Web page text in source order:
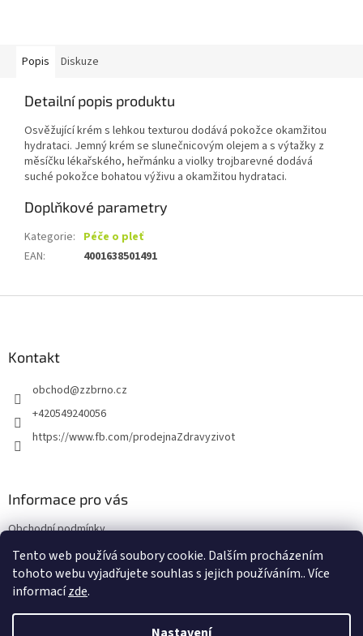
Tento web používá soubory cookie. Dalším procházením
tohoto webu vyjadřujete souhlas s jejich používáním.. Více
informacízde.
Popis Diskuze
Detailní popis produktu
Osvěžující krém s lehkou texturou dodává pokožce okamžitou
hydrataci. Jemný krém se slunečnicovým olejem a s výtažky z
měsíčku lékařského, heřmánku a violky trojbarevné dodává
suché pokožce bohatou výživu a okamžitou hydrataci.
Doplňkové parametry
Kategorie: Péče o pleť
EAN: 4001638501491
Kontakt
obchod@zzbrno.cz
+420549240056
https://www.fb.com/prodejnaZdravyzivot
Informace pro vás
Obchodní podmínky
Podmínky ochrany osobních údajů